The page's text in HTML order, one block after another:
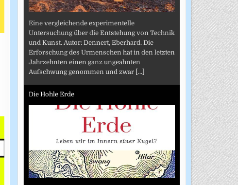
Eine vergleichende experimentelle
Untersuchung über die Entstehung von Technik
und Kunst. Autor: Dennert, Eberhard. Die
Erforschung des Urmenschen hat in den letzten
Jahrzehnten einen ganz ungeahnten
Aufschwung genommen und zwar [...]
Die Hohle Erde